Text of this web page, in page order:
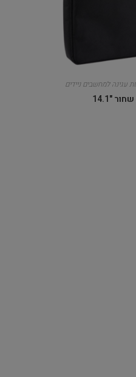
עגינה למחשבים ניידים
תיק למחשב נייד בצבע שחור "14.1